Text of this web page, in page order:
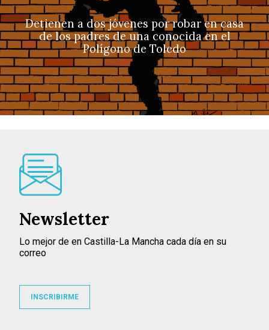
Detienen a dos jóvenes por robar en casa
de los padres de una conocida en el
Polígono de Toledo
Newsletter
Lo mejor de en Castilla-La Mancha cada día en su
correo
INSCRIBIRME